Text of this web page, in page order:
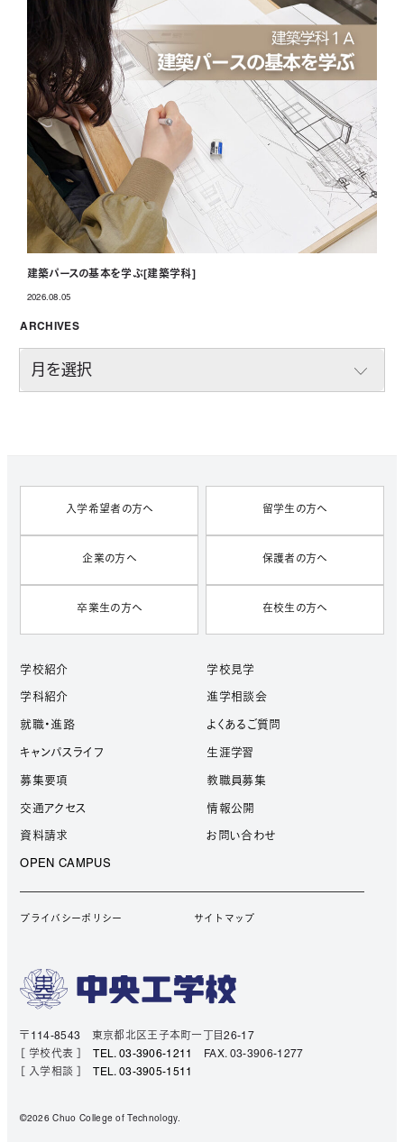
建築パースの基本を学ぶ[建築学科]
2026.08.05
ARCHIVES
入学希望者の方へ 留学生の方へ
企業の方へ 保護者の方へ
卒業生の方へ 在校生の方へ
学校紹介
学科紹介
就職・進路
キャンパスライフ
募集要項
交通アクセス
資料請求
OPEN CAMPUS
学校見学
進学相談会
よくあるご質問
生涯学習
教職員募集
情報公開
お問い合わせ
プライバシーポリシー サイトマップ
〒114-8543 東京都北区王子本町一丁目26-17
［ 学校代表 ］
TEL. 03-3906-1211
FAX. 03-3906-1277
［ 入学相談 ］
TEL. 03-3905-1511
©2026 Chuo College of Technology.